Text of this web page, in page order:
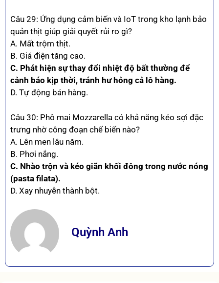
Câu 29: Ứng dụng cảm biến và IoT trong kho lạnh bảo
quản thịt giúp giải quyết rủi ro gì?
A. Mất trộm thịt.
B. Giá điện tăng cao.
C. Phát hiện sự thay đổi nhiệt độ bất thường để
cảnh báo kịp thời, tránh hư hỏng cả lô hàng.
D. Tự động bán hàng.
Câu 30: Phô mai Mozzarella có khả năng kéo sợi đặc
trưng nhờ công đoạn chế biến nào?
A. Lên men lâu năm.
B. Phơi nắng.
C. Nhào trộn và kéo giãn khối đông trong nước nóng
(pasta filata).
D. Xay nhuyễn thành bột.
Quỳnh Anh